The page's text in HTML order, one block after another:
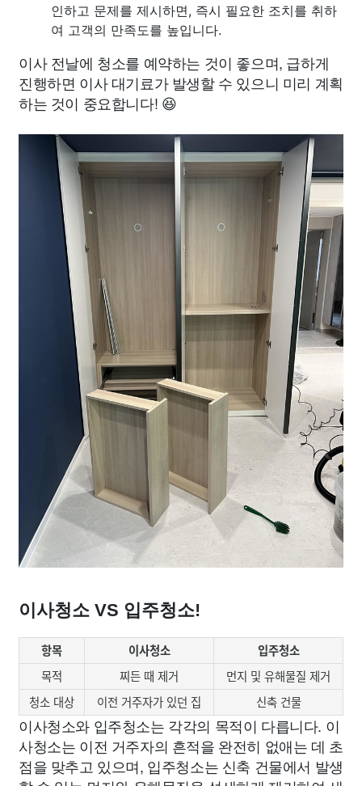
인하고 문제를 제시하면, 즉시 필요한 조치를 취하
여 고객의 만족도를 높입니다.
이사 전날에 청소를 예약하는 것이 좋으며, 급하게
진행하면 이사 대기료가 발생할 수 있으니 미리 계획
하는 것이 중요합니다! 😆
이사청소 VS 입주청소!
항목 이사청소
입주청소
목적
찌든 때 제거
먼지 및 유해물질 제거
청소 대상
이전 거주자가 있던 집 신축 건물
이사청소와 입주청소는 각각의 목적이 다릅니다. 이
사청소는 이전 거주자의 흔적을 완전히 없애는 데 초
점을 맞추고 있으며, 입주청소는 신축 건물에서 발생